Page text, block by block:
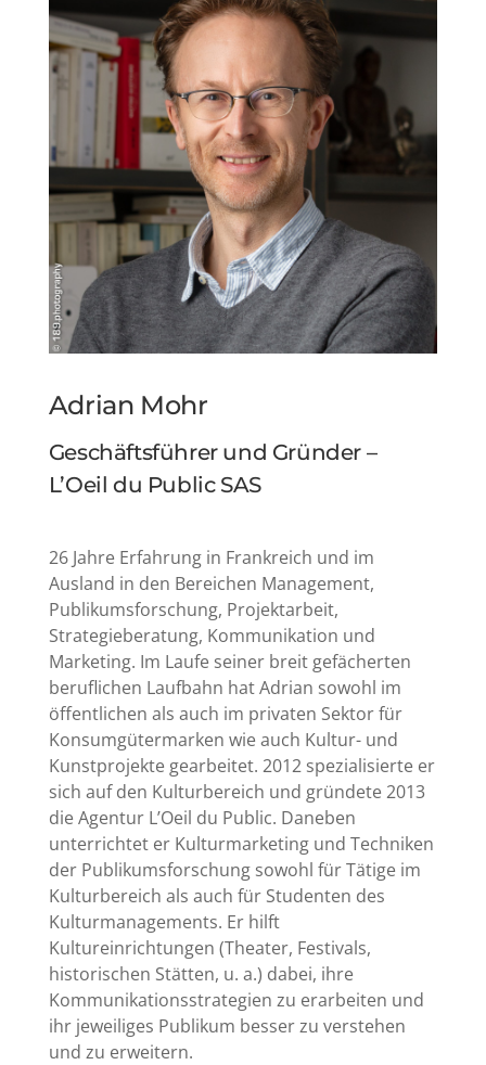
Adrian Mohr
Geschäftsführer und Gründer –
L’Oeil du Public SAS
26 Jahre Erfahrung in Frankreich und im
Ausland in den Bereichen Management,
Publikumsforschung, Projektarbeit,
Strategieberatung, Kommunikation und
Marketing. Im Laufe seiner breit gefächerten
beruflichen Laufbahn hat Adrian sowohl im
öffentlichen als auch im privaten Sektor für
Konsumgütermarken wie auch Kultur- und
Kunstprojekte gearbeitet. 2012 spezialisierte er
sich auf den Kulturbereich und gründete 2013
die Agentur L’Oeil du Public. Daneben
unterrichtet er Kulturmarketing und Techniken
der Publikumsforschung sowohl für Tätige im
Kulturbereich als auch für Studenten des
Kulturmanagements. Er hilft
Kultureinrichtungen (Theater, Festivals,
historischen Stätten, u. a.) dabei, ihre
Kommunikationsstrategien zu erarbeiten und
ihr jeweiliges Publikum besser zu verstehen
und zu erweitern.